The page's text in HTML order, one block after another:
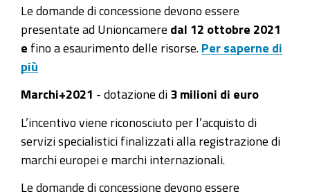
Le domande di concessione devono essere
presentate ad Unioncamere dal 12 ottobre 2021
e fino a esaurimento delle risorse. Per saperne di
più
Marchi+2021 - dotazione di 3 milioni di euro
L’incentivo viene riconosciuto per l’acquisto di
servizi specialistici finalizzati alla registrazione di
marchi europei e marchi internazionali.
Le domande di concessione devono essere